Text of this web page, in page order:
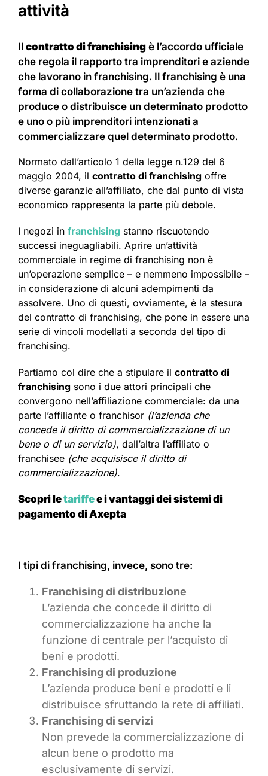
attività
Il contratto di franchising è l’accordo ufficiale
che regola il rapporto tra imprenditori e aziende
che lavorano in franchising. Il franchising è una
forma di collaborazione tra un’azienda che
produce o distribuisce un determinato prodotto
e uno o più imprenditori intenzionati a
commercializzare quel determinato prodotto.
Normato dall’articolo 1 della legge n.129 del 6
maggio 2004, il contratto di franchising offre
diverse garanzie all’affiliato, che dal punto di vista
economico rappresenta la parte più debole.
I negozi in franchising stanno riscuotendo
successi ineguagliabili. Aprire un’attività
commerciale in regime di franchising non è
un’operazione semplice – e nemmeno impossibile –
in considerazione di alcuni adempimenti da
assolvere. Uno di questi, ovviamente, è la stesura
del contratto di franchising, che pone in essere una
serie di vincoli modellati a seconda del tipo di
franchising.
Partiamo col dire che a stipulare il contratto di
franchising sono i due attori principali che
convergono nell’affiliazione commerciale: da una
parte l’affiliante o franchisor (l’azienda che
concede il diritto di commercializzazione di un
bene o di un servizio), dall’altra l’affiliato o
franchisee (che acquisisce il diritto di
commercializzazione).
Scopri letariffee i vantaggi dei sistemi di
pagamento di Axepta
I tipi di franchising, invece, sono tre:
Franchising di distribuzione
L’azienda che concede il diritto di
commercializzazione ha anche la
funzione di centrale per l’acquisto di
beni e prodotti.
Franchising di produzione
L’azienda produce beni e prodotti e li
distribuisce sfruttando la rete di affiliati.
Franchising di servizi
Non prevede la commercializzazione di
alcun bene o prodotto ma
esclusivamente di servizi.